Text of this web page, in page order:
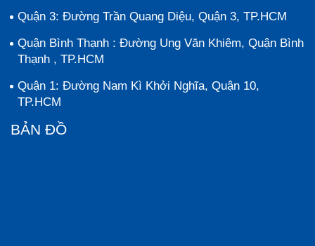
Quận 3: Đường Trần Quang Diệu, Quận 3, TP.HCM
Quận Bình Thạnh : Đường Ung Văn Khiêm, Quận Bình
Thạnh , TP.HCM
Quận 1: Đường Nam Kì Khởi Nghĩa, Quận 10,
TP.HCM
BẢN ĐỒ